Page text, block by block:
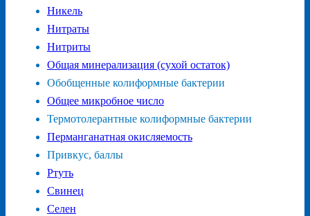
Никель
Нитраты
Нитриты
Общая минерализация (сухой остаток)
Обобщенные колиформные бактерии
Общее микробное число
Термотолерантные колиформные бактерии
Перманганатная окисляемость
Привкус, баллы
Ртуть
Свинец
Селен